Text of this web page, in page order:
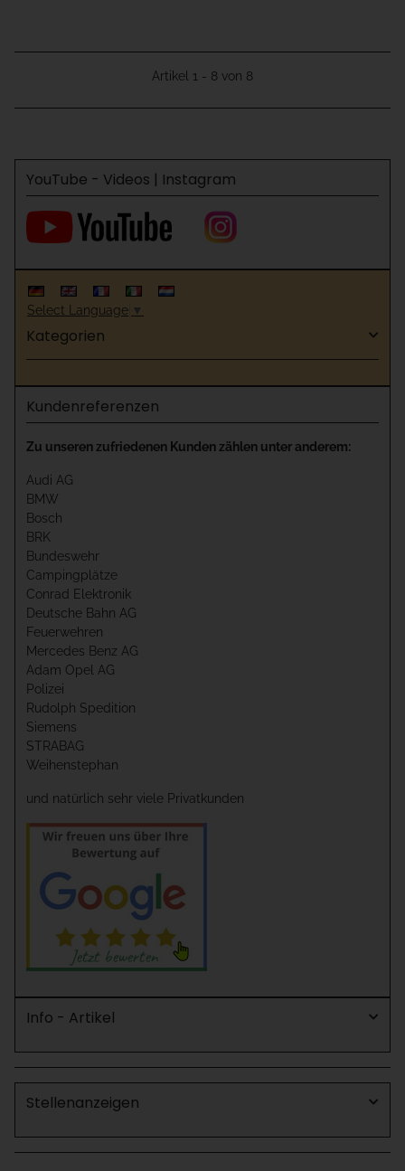
Artikel 1 - 8 von 8
YouTube - Videos | Instagram
Select Language ▼
Kategorien
Kundenreferenzen
Zu unseren zufriedenen Kunden zählen unter anderem:
Audi AG
BMW
Bosch
BRK
Bundeswehr
Campingplätze
Conrad Elektronik
Deutsche Bahn AG
Feuerwehren
Mercedes Benz AG
Adam Opel AG
Polizei
Rudolph Spedition
Siemens
STRABAG
Weihenstephan
und natürlich sehr viele Privatkunden
Info - Artikel
Stellenanzeigen